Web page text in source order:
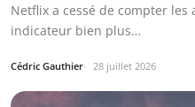
Netflix a cessé de compter les
indicateur bien plus…
Cédric Gauthier 28 juillet 2026